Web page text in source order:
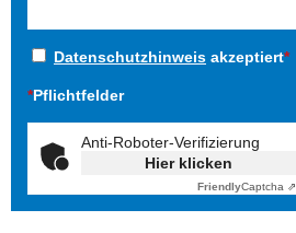
Datenschutzhinweis akzeptiert*
*Pflichtfelder
Anti-Roboter-Verifizierung
Hier klicken
FriendlyCaptcha ⇗